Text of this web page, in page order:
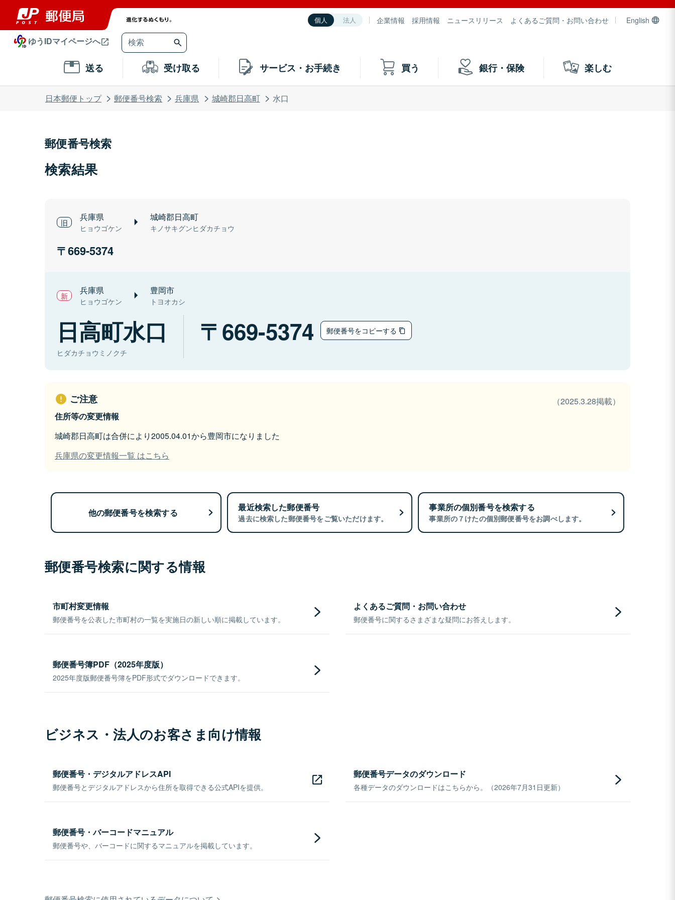
個人 法人 企業情報 採用情報 ニュースリリース よくあるご質問・お問い合わせ English
ゆうIDマイページへ
送る 受け取る サービス・お手続き 買う 銀行・保険 楽しむ
日本郵便トップ 郵便番号検索 兵庫県 城崎郡日高町 水口
郵便番号検索
検索結果
兵庫県
ヒョウゴケン
城崎郡日高町
キノサキグンヒダカチョウ
669-5374
兵庫県
ヒョウゴケン
豊岡市
トヨオカシ
日高町水口
ヒダカチョウミノクチ
669-5374 郵便番号をコピーする
ご注意
（2025.3.28掲載）
住所等の変更情報
城崎郡日高町は合併により2005.04.01から豊岡市になりました
兵庫県の変更情報一覧 はこちら
他の郵便番号を検索する 最近検索した郵便番号
過去に検索した郵便番号をご覧いただけます。
事業所の個別番号を検索する
事業所の７けたの個別郵便番号をお調べします。
郵便番号検索に関する情報
市町村変更情報
郵便番号を公表した市町村の一覧を実施日の新しい順に掲載しています。
よくあるご質問・お問い合わせ
郵便番号に関するさまざまな疑問にお答えします。
郵便番号簿PDF（2025年度版）
2025年度版郵便番号簿をPDF形式でダウンロードできます。
ビジネス・法人のお客さま向け情報
郵便番号・デジタルアドレスAPI
郵便番号とデジタルアドレスから住所を取得できる公式APIを提供。
郵便番号データのダウンロード
各種データのダウンロードはこちらから。（2026年7月31日更新）
郵便番号・バーコードマニュアル
郵便番号や、バーコードに関するマニュアルを掲載しています。